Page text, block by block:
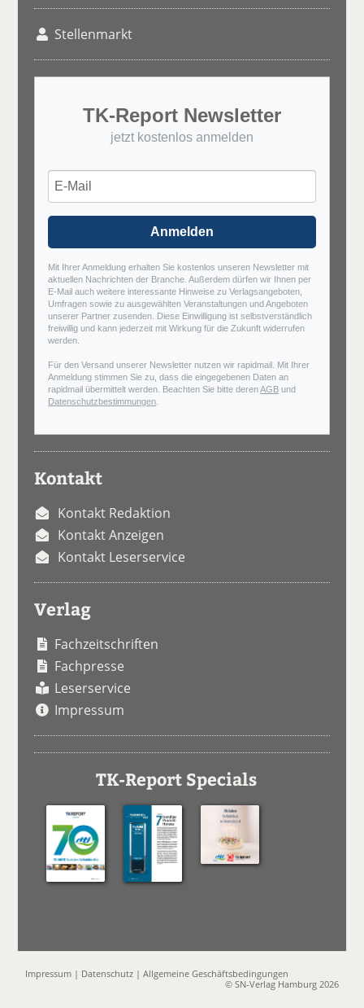
Stellenmarkt
TK-Report Newsletter
jetzt kostenlos anmelden
Anmelden
Mit Ihrer Anmeldung erhalten Sie kostenlos unseren Newsletter mit
aktuellen Nachrichten der Branche. Außerdem dürfen wir Ihnen per
E-Mail auch weitere interessante Hinweise zu Verlagsangeboten,
Umfragen sowie zu ausgewählten Veranstaltungen und Angeboten
unserer Partner zusenden. Diese Einwilligung ist selbstverständlich
freiwillig und kann jederzeit mit Wirkung für die Zukunft widerrufen
werden.
Für den Versand unserer Newsletter nutzen wir rapidmail. Mit Ihrer
Anmeldung stimmen Sie zu, dass die eingegebenen Daten an
rapidmail übermittelt werden. Beachten Sie bitte derenAGB und
Datenschutzbestimmungen
Kontakt
Kontakt Redaktion
Kontakt Anzeigen
Kontakt Leserservice
Verlag
Fachzeitschriften
Fachpresse
Leserservice
Impressum
TK-Report Specials
Impressum | Datenschutz |Allgemeine Geschäftsbedingungen
© SN-Verlag Hamburg 2026